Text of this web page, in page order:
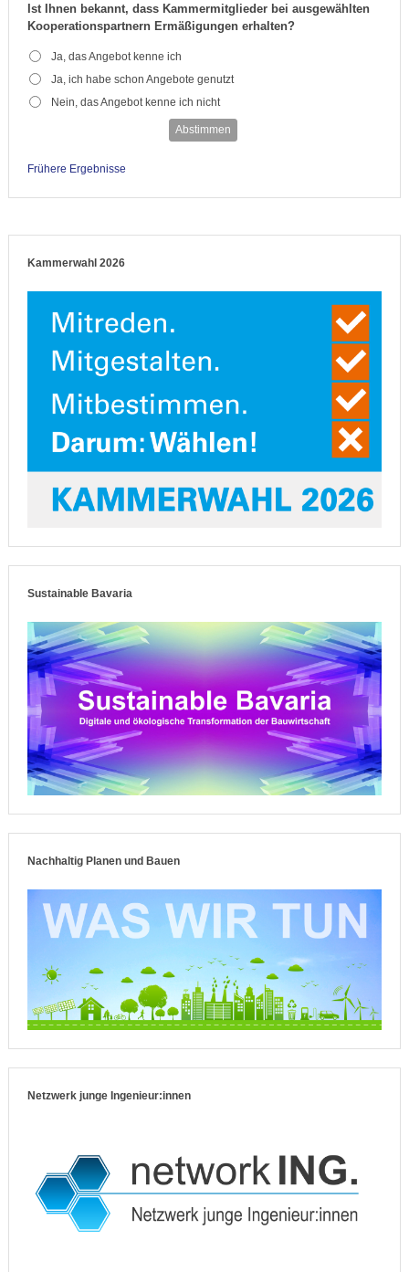
Ist Ihnen bekannt, dass Kammermitglieder bei ausgewählten
Kooperationspartnern Ermäßigungen erhalten?
Ja, das Angebot kenne ich
Ja, ich habe schon Angebote genutzt
Nein, das Angebot kenne ich nicht
Abstimmen
Frühere Ergebnisse
Kammerwahl 2026
Sustainable Bavaria
Nachhaltig Planen und Bauen
Netzwerk junge Ingenieur:innen